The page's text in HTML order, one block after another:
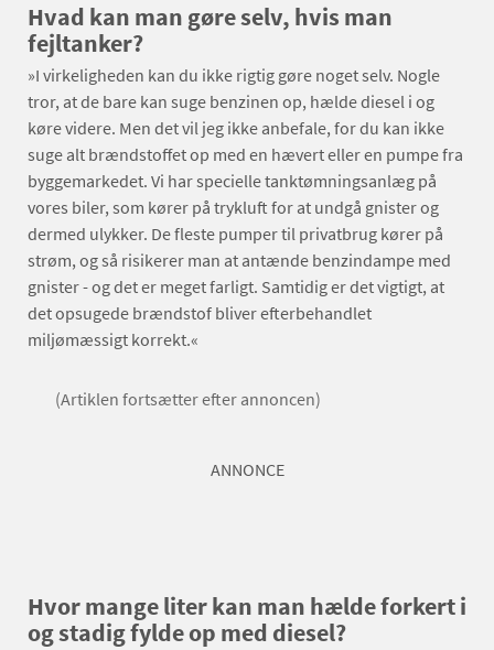
Hvad kan man gøre selv, hvis man
fejltanker?
»I virkeligheden kan du ikke rigtig gøre noget selv. Nogle
tror, at de bare kan suge benzinen op, hælde diesel i og
køre videre. Men det vil jeg ikke anbefale, for du kan ikke
suge alt brændstoffet op med en hævert eller en pumpe fra
byggemarkedet. Vi har specielle tanktømningsanlæg på
vores biler, som kører på trykluft for at undgå gnister og
dermed ulykker. De fleste pumper til privatbrug kører på
strøm, og så risikerer man at antænde benzindampe med
gnister - og det er meget farligt. Samtidig er det vigtigt, at
det opsugede brændstof bliver efterbehandlet
miljømæssigt korrekt.«
(Artiklen fortsætter efter annoncen)
ANNONCE
Hvor mange liter kan man hælde forkert i
og stadig fylde op med diesel?